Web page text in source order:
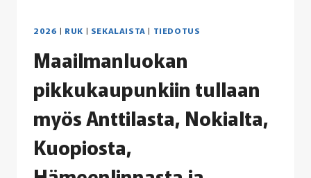
2026 | RUK | SEKALAISTA | TIEDOTUS
Maailmanluokan
pikkukaupunkiin tullaan
myös Anttilasta, Nokialta,
Kuopiosta,